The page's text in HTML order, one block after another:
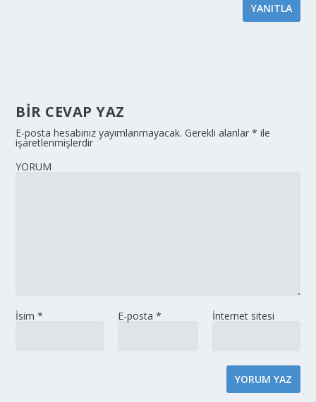
YANITLA
BIR CEVAP YAZ
E-posta hesabınız yayımlanmayacak. Gerekli alanlar* ile
işaretlenmişlerdir
YORUM
İsim* E-posta * İnternet sitesi